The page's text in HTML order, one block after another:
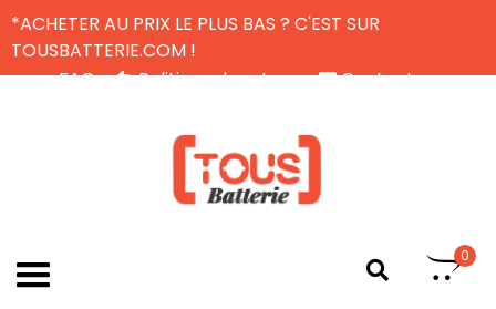
*ACHETER AU PRIX LE PLUS BAS ? C'EST SUR
TOUSBATTERIE.COM !
FAQ
Politique de retour
Contactez-nous
0